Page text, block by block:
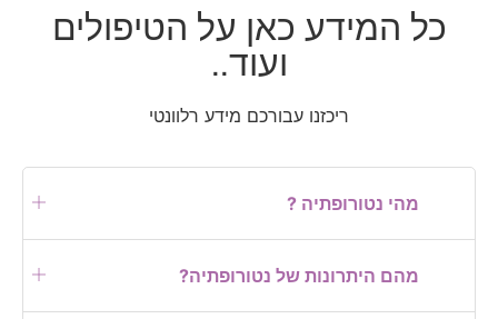
כל המידע כאן על הטיפולים
ועוד..
ריכזנו עבורכם מידע רלוונטי
מהי נטורופתיה ?
מהם היתרונות של נטורופתיה?